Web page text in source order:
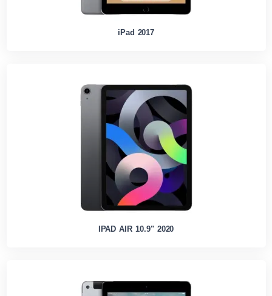
iPad 2017
IPAD AIR 10.9" 2020